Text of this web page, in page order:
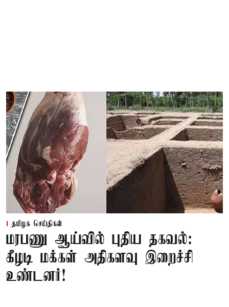
தமிழக செய்திகள்
மரபணு ஆய்வில் புதிய தகவல்:
கீழடி மக்கள் அதிகளவு இறைச்சி
உண்டனர்!